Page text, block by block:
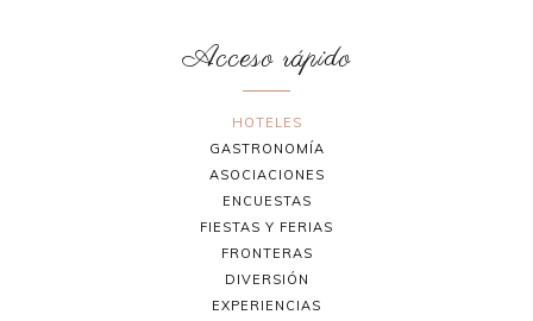
Acceso rápido
HOTELES
GASTRONOMÍA
ASOCIACIONES
ENCUESTAS
FIESTAS Y FERIAS
FRONTERAS
DIVERSIÓN
EXPERIENCIAS